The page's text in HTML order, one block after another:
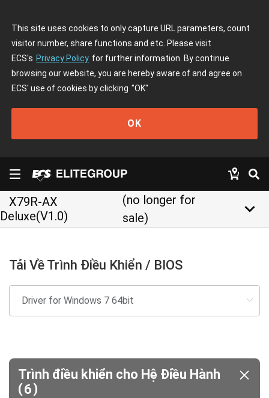
This site uses cookies to only capture URL parameters, count
visitor number, share functions and etc. Please visit
ECS's Privacy Policy for further information. By continue
browsing our website, you are hereby aware of and agree on
ECS' use of cookies by clicking "OK"
OK
X79R-AX
Deluxe(V1.0)
(no longer for
sale)
keyboard_arrow_down
Tải Về Trình Điều Khiển / BIOS
Trình điều khiển cho Hệ Điều Hành
(6)